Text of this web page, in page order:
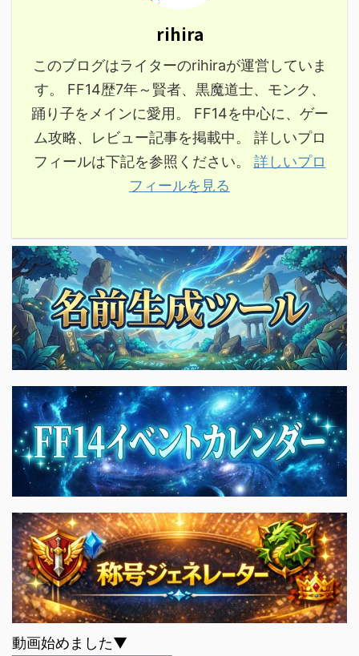
rihira
このブログはライターのrihiraが運営していま
す。 FF14歴7年～賢者、黒魔道士、モンク、
踊り子をメインに愛用。 FF14を中心に、ゲー
ム攻略、レビュー記事を掲載中。 詳しいプロ
フィールは下記を参照ください。 詳しいプロ
フィールを見る
動画始めました▼